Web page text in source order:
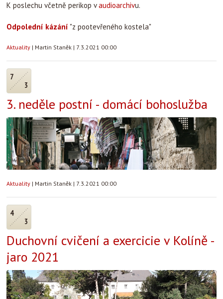
K poslechu včetně perikop vaudioarchivu.
Odpolední kázání "z pootevřeného kostela"
Aktuality | Martin Staněk | 7.3.2021 00:00
7
3
3. neděle postní - domácí bohoslužba
Aktuality | Martin Staněk | 7.3.2021 00:00
4
3
Duchovní cvičení a exercicie v Kolíně -
jaro 2021